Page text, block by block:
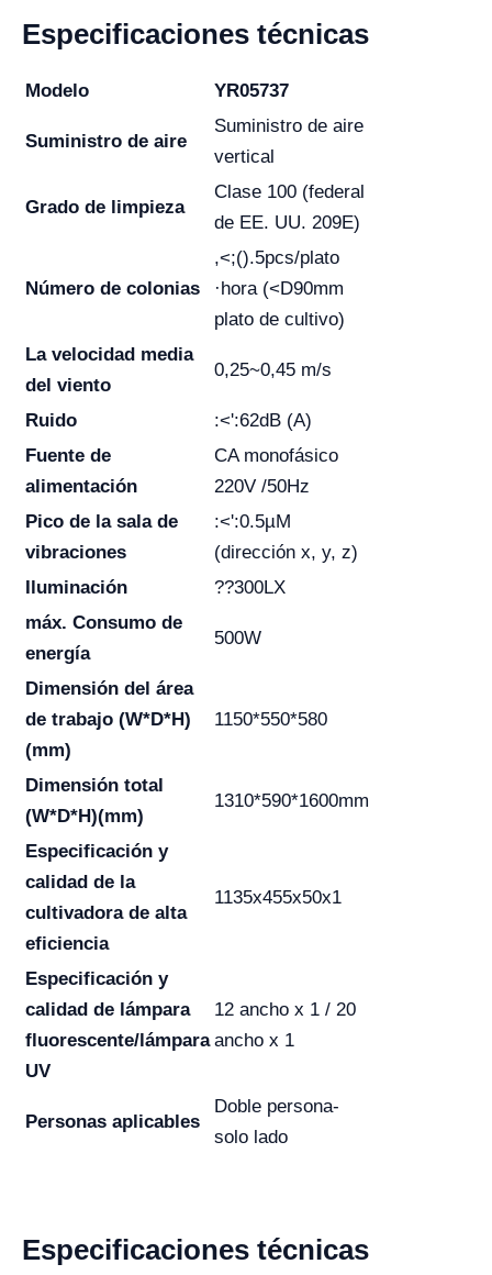
Especificaciones técnicas
Modelo YR05737
Suministro de aire
Suministro de aire
vertical
Grado de limpieza
Clase 100 (federal
de EE. UU. 209E)
Número de colonias
,<;().5pcs/plato
·hora (<D90mm
plato de cultivo)
La velocidad media
del viento
0,25~0,45 m/s
Ruido
:<':62dB (A)
Fuente de
alimentación
CA monofásico
220V /50Hz
Pico de la sala de
vibraciones
:<':0.5µM
(dirección x, y, z)
Iluminación
??300LX
máx. Consumo de
energía
500W
Dimensión del área
de trabajo (W*D*H)
(mm)
1150*550*580
Dimensión total
(W*D*H)(mm)
1310*590*1600mm
Especificación y
calidad de la
cultivadora de alta
eficiencia
1135x455x50x1
Especificación y
calidad de lámpara
fluorescente/lámpara
UV
12 ancho x 1 / 20
ancho x 1
Personas aplicables
Doble persona-
solo lado
Especificaciones técnicas